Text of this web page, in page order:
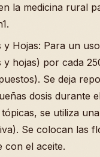
la medicina rural
Hojas: Para un
y hojas) por cada
Se deja
dosis durante
se utiliza
Se colocan las
con el aceite.